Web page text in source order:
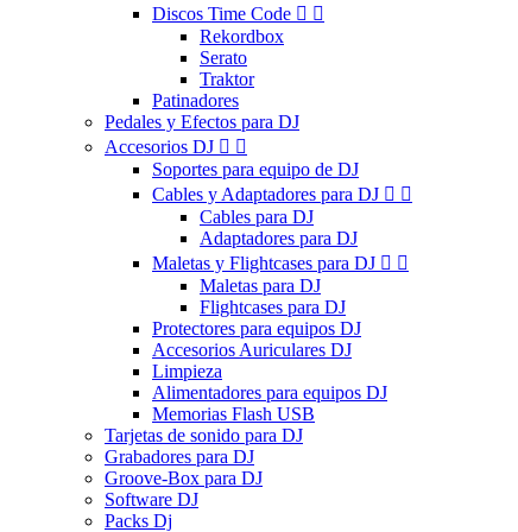
Discos Time Code  
Rekordbox
Serato
Traktor
Patinadores
Pedales y Efectos para DJ
Accesorios DJ  
Soportes para equipo de DJ
Cables y Adaptadores para DJ  
Cables para DJ
Adaptadores para DJ
Maletas y Flightcases para DJ  
Maletas para DJ
Flightcases para DJ
Protectores para equipos DJ
Accesorios Auriculares DJ
Limpieza
Alimentadores para equipos DJ
Memorias Flash USB
Tarjetas de sonido para DJ
Grabadores para DJ
Groove-Box para DJ
Software DJ
Packs Dj